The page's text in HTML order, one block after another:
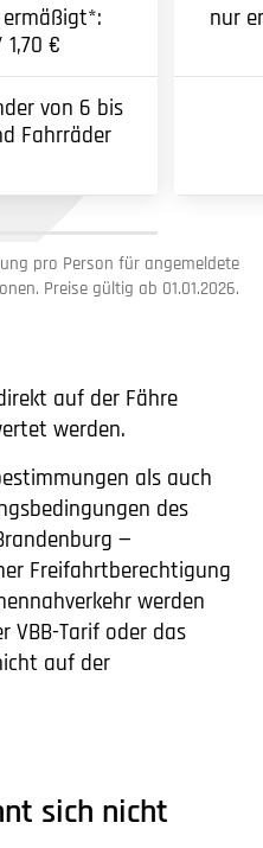
1,70 €
von 6 bis
Fahrräder
nur
pro Person für angemeldete
Preise gültig ab 01.01.2026.
auf der Fähre
werden.
als auch
des
—
Freifahrtberechtigung
werden
VBB-Tarif oder das
auf der
sich nicht